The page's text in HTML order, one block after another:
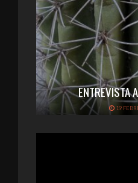
ENTREVISTA
19